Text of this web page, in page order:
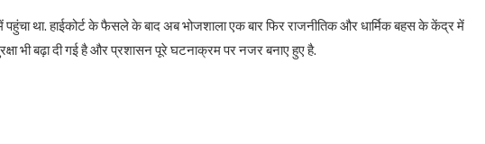
पहुंचा था. हाईकोर्ट के फैसले के बाद अब भोजशाला एक बार फिर राजनीतिक और धार्मिक बहस के केंद्र में
भी बढ़ा दी गई है और प्रशासन पूरे घटनाक्रम पर नजर बनाए हुए है.